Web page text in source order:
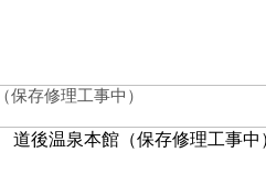
保存修理工事中）